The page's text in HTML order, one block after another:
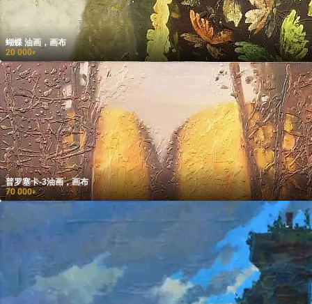
蝴蝶 油画，画布
20 000₽
普罗塞卡-3油画，画布
70 000₽